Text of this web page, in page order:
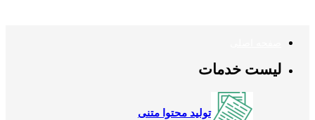
لیست خدمات
تولید محتوا متنی